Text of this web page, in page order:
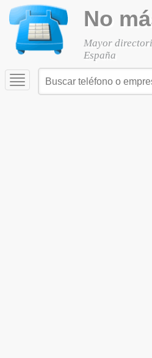
No
Mayor
España
Toggle
navigation